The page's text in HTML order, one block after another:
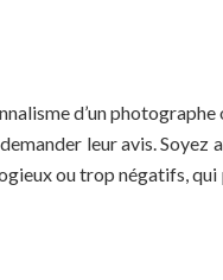
d’un photographe
leur avis.
ou trop négatifs,